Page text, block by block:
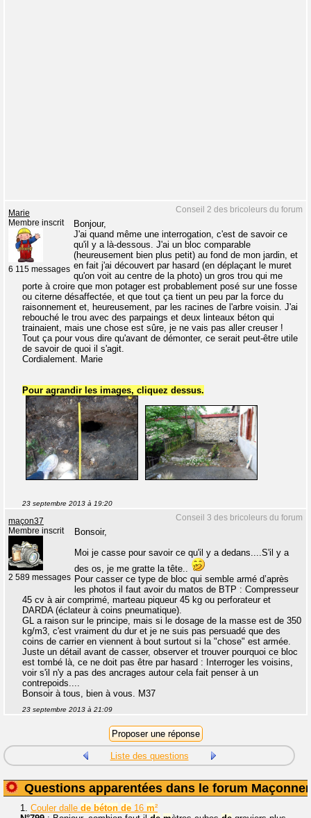
Conseil 2 des bricoleurs du forum
Marie
Membre inscrit
6 115 messages
Bonjour,
J'ai quand même une interrogation, c'est de savoir ce
qu'il y a là-dessous. J'ai un bloc comparable
(heureusement bien plus petit) au fond de mon jardin, et
en fait j'ai découvert par hasard (en déplaçant le muret
qu'on voit au centre de la photo) un gros trou qui me
porte à croire que mon potager est probablement posé sur une fosse
ou citerne désaffectée, et que tout ça tient un peu par la force du
raisonnement et, heureusement, par les racines de l'arbre voisin. J'ai
rebouché le trou avec des parpaings et deux linteaux béton qui
trainaient, mais une chose est sûre, je ne vais pas aller creuser !
Tout ça pour vous dire qu'avant de démonter, ce serait peut-être utile
de savoir de quoi il s'agit.
Cordialement. Marie
Pour agrandir les images, cliquez dessus.
23 septembre 2013 à 19:20
Conseil 3 des bricoleurs du forum
maçon37
Membre inscrit
2 589 messages
Bonsoir,
Moi je casse pour savoir ce qu'il y a dedans....S'il y a
des os, je me gratte la tête..
Pour casser ce type de bloc qui semble armé d’après
les photos il faut avoir du matos de BTP : Compresseur
45 cv à air comprimé, marteau piqueur 45 kg ou perforateur et
DARDA (éclateur à coins pneumatique).
GL a raison sur le principe, mais si le dosage de la masse est de 350
kg/m3, c'est vraiment du dur et je ne suis pas persuadé que des
coins de carrier en viennent à bout surtout si la "chose" est armée.
Juste un détail avant de casser, observer et trouver pourquoi ce bloc
est tombé là, ce ne doit pas être par hasard : Interroger les voisins,
voir s'il n'y a pas des ancrages autour cela fait penser à un
contrepoids....
Bonsoir à tous, bien à vous. M37
23 septembre 2013 à 21:09
Liste des questions
Questions apparentées dans le forum
1. Couler dalle de béton de 16 m²